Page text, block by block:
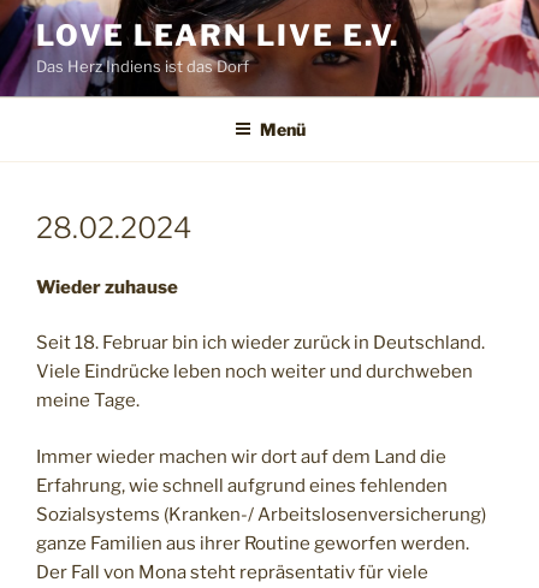
Zum
Inhalt
springen
LOVE LEARN LIVE E.V.
Das Herz Indiens ist das Dorf
Menü
28.02.2024
Wieder zuhause
Seit 18. Februar bin ich wieder zurück in Deutschland.
Viele Eindrücke leben noch weiter und durchweben
meine Tage.
Immer wieder machen wir dort auf dem Land die
Erfahrung, wie schnell aufgrund eines fehlenden
Sozialsystems (Kranken-/ Arbeitslosenversicherung)
ganze Familien aus ihrer Routine geworfen werden.
Der Fall von Mona steht repräsentativ für viele